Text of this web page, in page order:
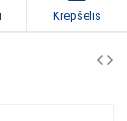
Krepšelis